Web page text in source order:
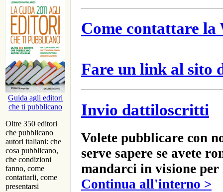
Guida agli editori
che ti pubblicano
Oltre 350 editori
che pubblicano
autori italiani: che
cosa pubblicano,
che condizioni
fanno, come
contattarli, come
presentarsi
Come contattare
Fare un link al sito
Invio dattiloscritti
Volete pubblicare con
serve sapere se avete
mandarci in visione
Continua all'interno >